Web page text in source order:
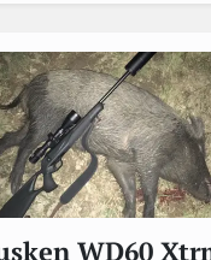
WD60